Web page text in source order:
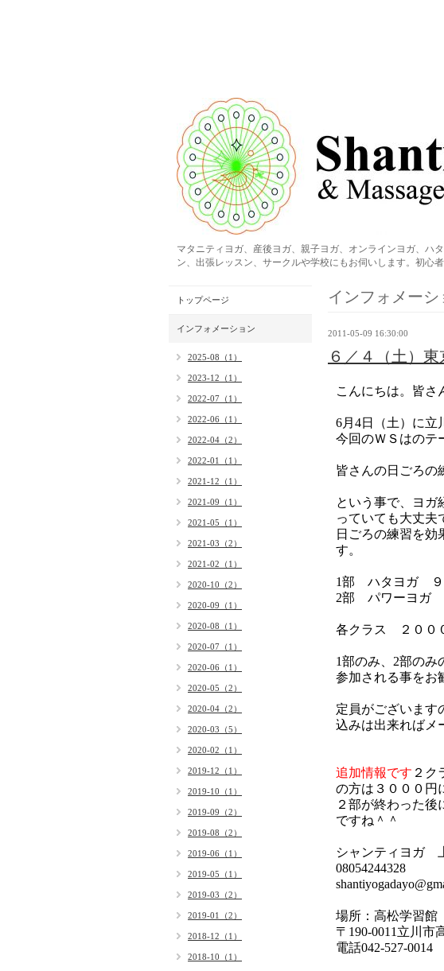
マタニティヨガ、産後ヨガ、親子ヨガ、オンラインヨガ、ハ
ン、出張レッスン、サークルや学校にもお伺いします。初心
インフォメーシ
2011-05-09 16:30:00
６／４（土）
こんにちは。皆さ
6月4日（土）に立
今回のＷＳはのテ
皆さんの日ごろの
という事で、ヨガ
っていても大丈夫
日ごろの練習を効
す。
1部 ハタヨガ ９
2部 パワーヨガ
各クラス ２００
1部のみ、2部のみ
参加される事をお
定員がございます
込みは出来ればメ
追加情報です ２ク
の方は３０００円
２部が終わった
ですね＾＾
シャンティヨガ
08054244328
場所：高松学習
〒190-0011 立川市
電話042-527-0014
トップページ
インフォメーション
2025-08（1）
2023-12（1）
2022-07（1）
2022-06（1）
2022-04（2）
2022-01（1）
2021-12（1）
2021-09（1）
2021-05（1）
2021-03（2）
2021-02（1）
2020-10（2）
2020-09（1）
2020-08（1）
2020-07（1）
2020-06（1）
2020-05（2）
2020-04（2）
2020-03（5）
2020-02（1）
2019-12（1）
2019-10（1）
2019-09（2）
2019-08（2）
2019-06（1）
2019-05（1）
2019-03（2）
2019-01（2）
2018-12（1）
2018-10（1）